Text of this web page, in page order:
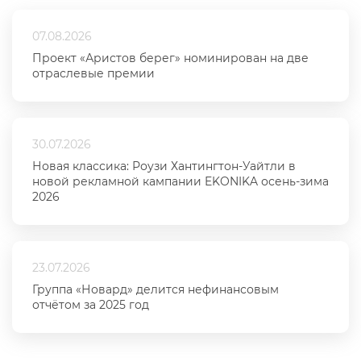
07.08.2026
Проект «Аристов берег» номинирован на две
отраслевые премии
30.07.2026
Новая классика: Роузи Хантингтон-Уайтли в
новой рекламной кампании EKONIKA осень-зима
2026
23.07.2026
Группа «Новард» делится нефинансовым
отчётом за 2025 год